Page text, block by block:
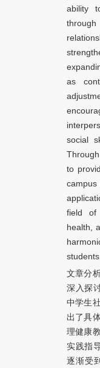
ability
as
social
to
campus
field of
health,
文章分
深入探
中学生
出了具
理健康
实践指
逐渐受